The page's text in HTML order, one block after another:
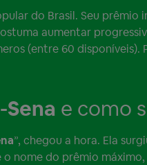
do Brasil. Seu
aumentar
(entre 60
e como
”, chegou a hora. Ela
o nome do prêmio